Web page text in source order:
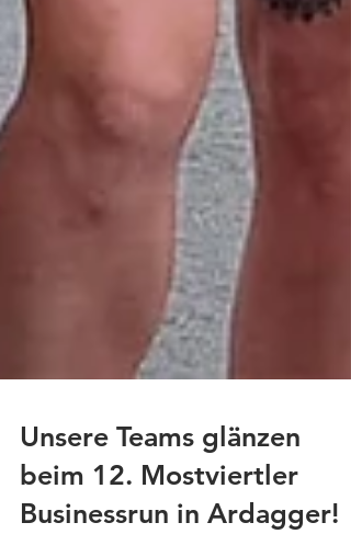
Unsere Teams glänzen